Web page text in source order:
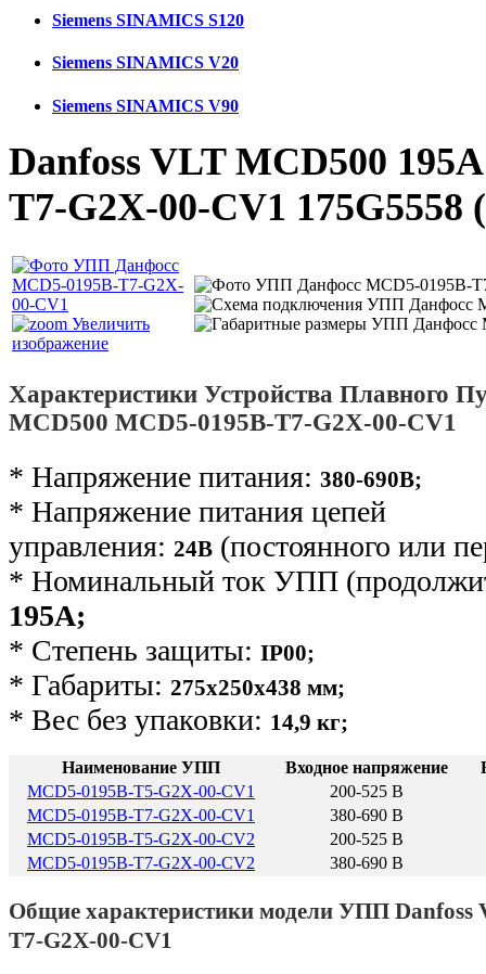
Siemens SINAMICS S120
Siemens SINAMICS V20
Siemens SINAMICS V90
Danfoss VLT MCD500
T7-G2X-00-CV1 175G5558
Увеличить
изображение
Характеристики Устройства Плавного
MCD500 MCD5-0195B-T7-G2X-00-CV1
* Напряжение питания: 380-690В;
* Напряжение питания цепей
управления: 24В (постоянного или
* Номинальный ток УПП
195А;
* Степень защиты: IP00;
* Габариты: 275х250х438 мм;
* Вес без упаковки: 14,9 кг;
Наименование УПП Входное напряжение
MCD5-0195B-T5-G2X-00-CV1
200-525 В
MCD5-0195B-T7-G2X-00-CV1
380-690 В
MCD5-0195B-T5-G2X-00-CV2
200-525 В
MCD5-0195B-T7-G2X-00-CV2
380-690 В
Общие характеристики модели УПП Danfoss
T7-G2X-00-CV1